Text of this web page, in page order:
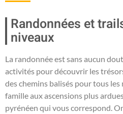
Randonnées et
niveaux
La randonnée est sans aucun
activités pour découvrir les
des chemins balisés pour tous
famille aux ascensions plus
pyrénéen qui vous correspond.